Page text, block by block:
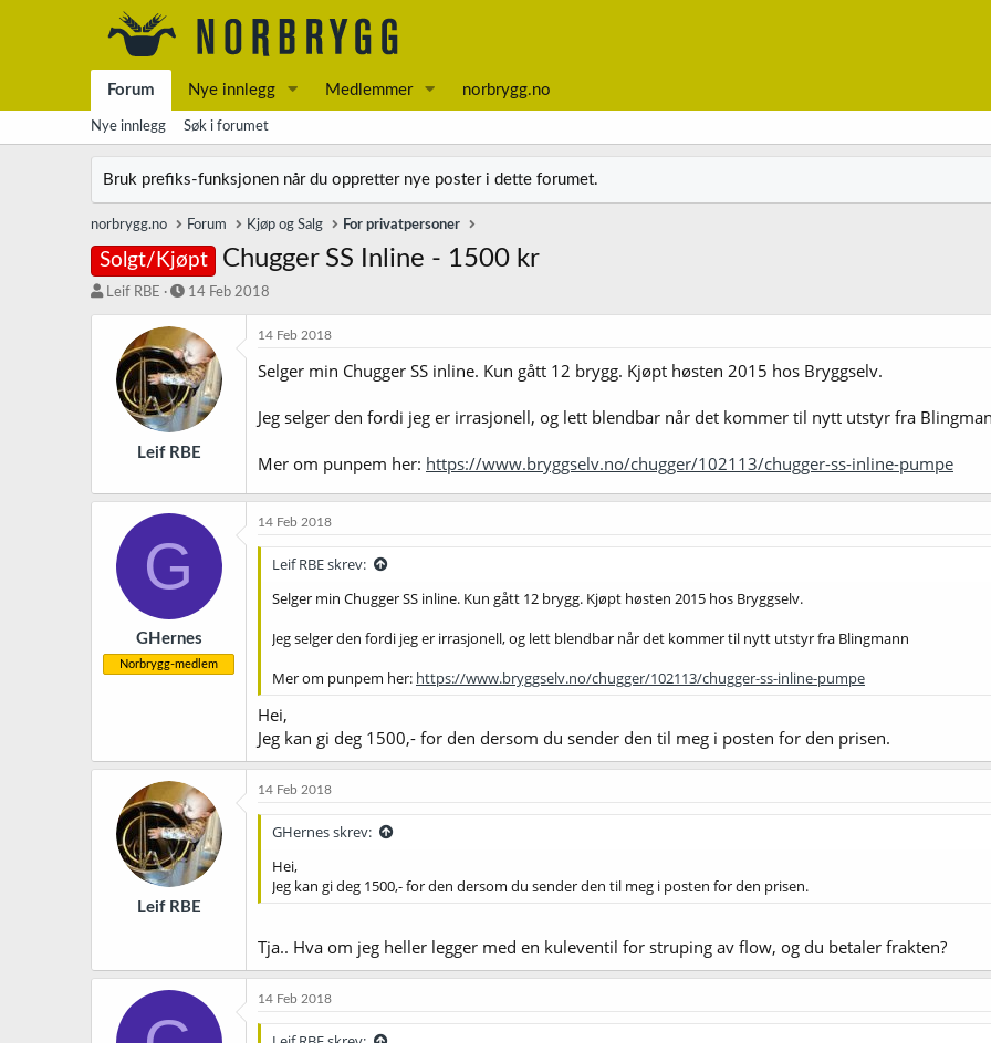
Forum Nye innlegg Medlemmer norbrygg.no
Nye innlegg Søk i forumet
Bruk prefiks-funksjonen når du oppretter nye poster i dette forumet.
norbrygg.no Forum Kjøp og Salg For privatpersoner
Solgt/Kjøpt Chugger SS Inline - 1500 kr
r
Leif RBE
S
a
r
t
d
a
t
o
14 Feb 2018
Leif RBE
14 Feb 2018
Selger min Chugger SS inline. Kun gått 12 brygg. Kjøpt høsten 2015 hos Bryggselv.
Jeg selger den fordi jeg er irrasjonell, og lett blendbar når det kommer til nytt utstyr fra
Mer om punpem her: https://www.bryggselv.no/chugger/102113/chugger-ss-inline-pumpe
G
GHernes
Norbrygg-medlem
14 Feb 2018
Leif RBE skrev:
Selger min Chugger SS inline. Kun gått 12 brygg. Kjøpt høsten 2015 hos Bryggselv.
Jeg selger den fordi jeg er irrasjonell, og lett blendbar når det kommer til nytt utstyr fra Blingmann
Mer om punpem her: https://www.bryggselv.no/chugger/102113/chugger-ss-inline-pumpe
Hei,
Jeg kan gi deg 1500,- for den dersom du sender den til meg i posten for den prisen.
Leif RBE
14 Feb 2018
GHernes skrev:
Hei,
Jeg kan gi deg 1500,- for den dersom du sender den til meg i posten for den prisen.
Tja.. Hva om jeg heller legger med en kuleventil for struping av flow, og du betaler frakten?
14 Feb 2018